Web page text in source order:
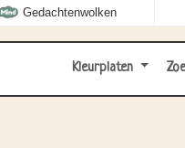
Gedachtenwolken
Kleurplaten